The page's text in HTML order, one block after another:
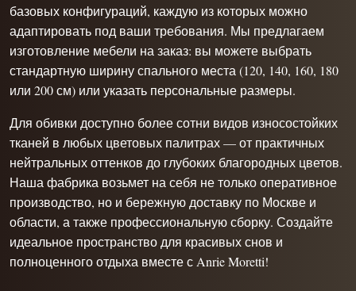
базовых конфигураций, каждую из которых можно
адаптировать под ваши требования. Мы предлагаем
изготовление мебели на заказ: вы можете выбрать
стандартную ширину спального места (120, 140, 160, 180
или 200 см) или указать персональные размеры.
Для обивки доступно более сотни видов износостойких
тканей в любых цветовых палитрах — от практичных
нейтральных оттенков до глубоких благородных цветов.
Наша фабрика возьмет на себя не только оперативное
производство, но и бережную доставку по Москве и
области, а также профессиональную сборку. Создайте
идеальное пространство для красивых снов и
полноценного отдыха вместе с Anrie Moretti!